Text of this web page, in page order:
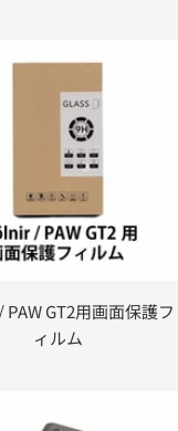
GT2用画面保護フ
ィルム